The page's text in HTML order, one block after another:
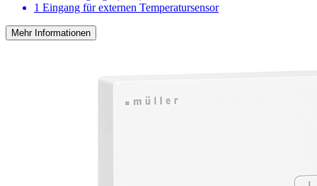
1 Eingang für externen Temperatursensor
Mehr Informationen